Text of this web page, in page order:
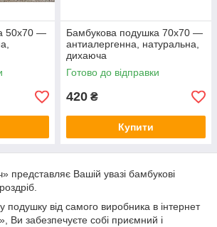
50х70 —
Бамбукова подушка 70х70 —
антиалергенна, натуральна,
дихаюча
Готово до відправки
420 ₴
Купити
представляє Вашій увазі бамбукові
подушку від самого виробника в інтернет
Ви забезпечуєте собі приємний і